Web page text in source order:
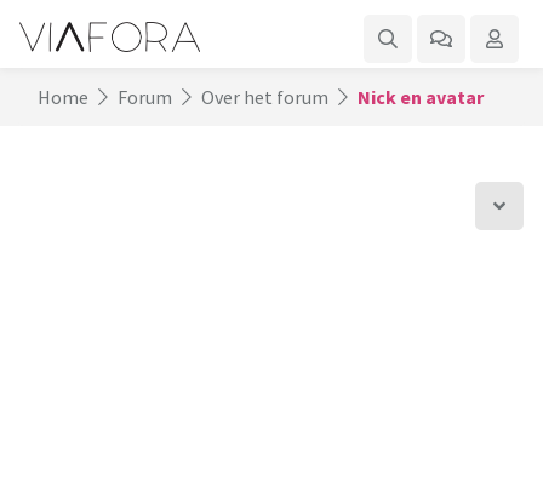
Home Forum Over het forum Nick en avatar